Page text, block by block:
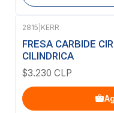
2815 KERR
FRESA CARBIDE
CILINDRICA
$3.230 CLP